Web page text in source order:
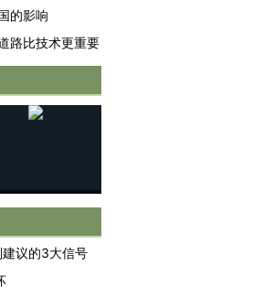
访美英 索
的影响
路比技术更重要
建议的3大信号